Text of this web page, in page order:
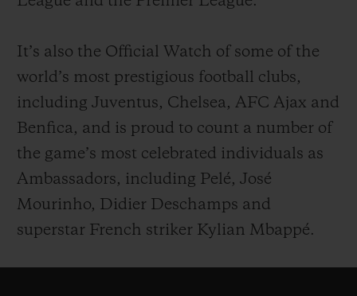
It’s also the Official Watch of some of the
world’s most prestigious football clubs,
including Juventus, Chelsea, AFC Ajax and
Benfica, and is proud to count a number of
the game’s most celebrated individuals as
Ambassadors, including Pelé, José
Mourinho, Didier Deschamps and
superstar French striker Kylian Mbappé.